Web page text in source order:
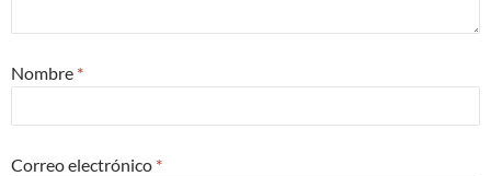
Nombre *
Correo electrónico *